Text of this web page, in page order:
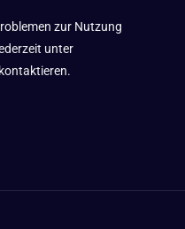
zur Nutzung
unter
kontaktieren.